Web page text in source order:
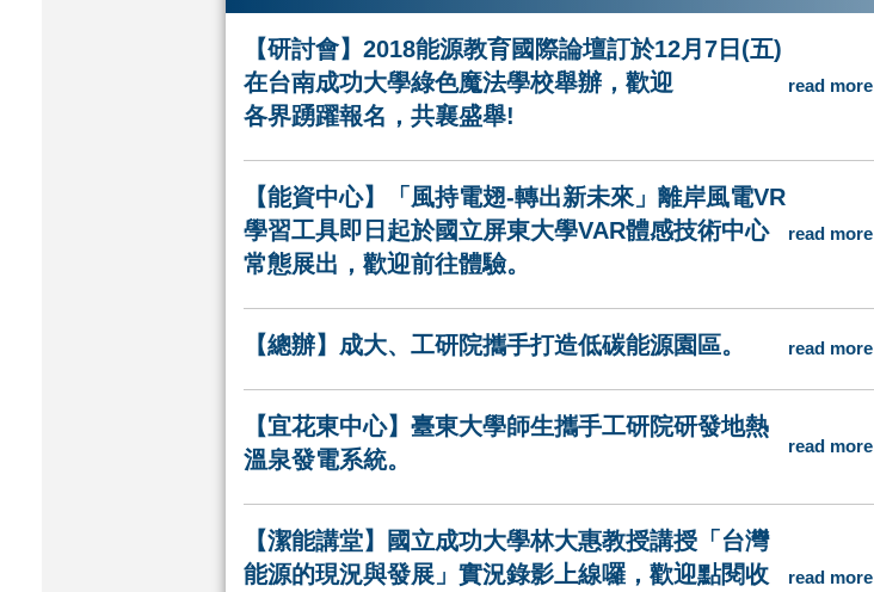
【研討會】2018能源教育國際論壇訂於12月7日(五)
在台南成功大學綠色魔法學校舉辦，歡迎
各界踴躍報名，共襄盛舉!
read more
【能資中心】「風持電翅-轉出新未來」離岸風電VR
學習工具即日起於國立屏東大學VAR體感技術中心
常態展出，歡迎前往體驗。
read more
【總辦】成大、工研院攜手打造低碳能源園區。 read more
【宜花東中心】臺東大學師生攜手工研院研發地熱
溫泉發電系統。
read more
【潔能講堂】國立成功大學林大惠教授講授「台灣
能源的現況與發展」實況錄影上線囉，歡迎點閱收
read more